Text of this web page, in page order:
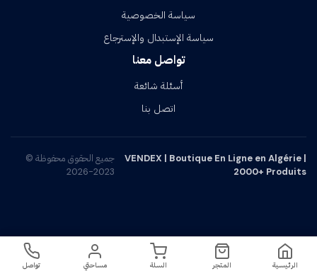
اطلب الآن
سياسة الخصوصية
سياسة الإستبدال والإسترجاع
تواصل معنا
أسئلة شائعة
اتصل بنا
VENDEX | Boutique En Ligne en Algérie |
2000+ Produits
جميع الحقوق محفوظة ©
2023-2026
الرئيسية المتجر السلة مساحتي تواصل